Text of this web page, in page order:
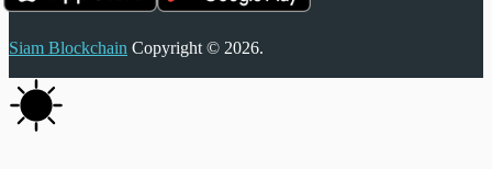
Siam Blockchain Copyright © 2026.